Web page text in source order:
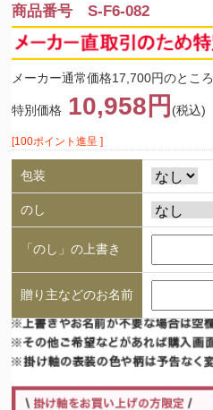
商品番号 S-F6-082
メーカー通常価格17,700円のところ
特別価格 10,958円 (税込)
[100ポイント進呈 ]
包装
のし
「のし」の上書き
贈り主などのお名前